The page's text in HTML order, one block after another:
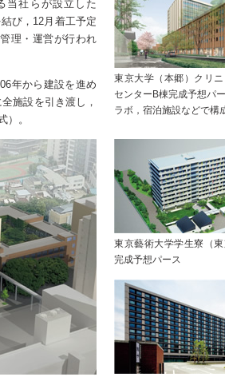
当社らが設立した
び，12月着工予定
理・運営が行われ
年から建設を進め
施設を引き渡し，
）。
東京大学（本郷）クリ
センターB棟完成予想パ
ラボ，宿泊施設などで構
東京藝術大学学生寮（東
完成予想パース